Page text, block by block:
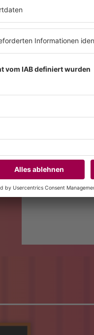
Ace
Daora,
LsDirty,
Ranji,
4Strings,
Chris
DJ
Malin
VIP
Alpha,